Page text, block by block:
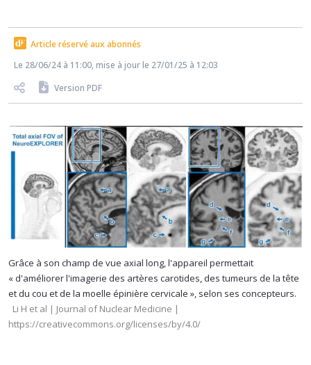
Article réservé aux abonnés
Le 28/06/24 à 11:00, mise à jour le 27/01/25 à 12:03
Version PDF
Grâce à son champ de vue axial long, l'appareil permettait
« d'améliorer l'imagerie des artères carotides, des tumeurs de la tête
et du cou et de la moelle épinière cervicale », selon ses concepteurs.
Li H et al | Journal of Nuclear Medicine |
https://creativecommons.org/licenses/by/4.0/